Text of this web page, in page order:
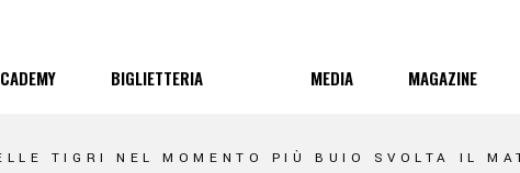
BIGLIETTERIA MEDIA MAGAZINE
TIGRI NEL MOMENTO PIÙ BUIO SVOLTA IL